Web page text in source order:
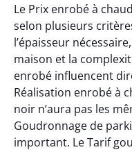
Le Prix enrobé à
selon plusieurs
l’épaisseur
maison et la
enrobé influencent
Réalisation enrobé à
noir n’aura pas les
Goudronnage de
important. Le Tarif